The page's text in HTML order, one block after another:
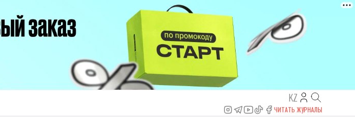
KZ
ЧИТАТЬ ЖУРНАЛЫ